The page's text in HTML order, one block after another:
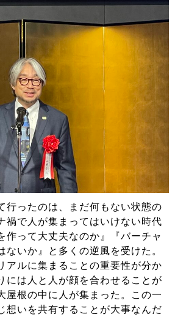
行ったのは、まだ何もない状態の
禍で人が集まってはいけない時代
作って大丈夫なのか』『バーチャ
ないか』と多くの逆風を受けた。
アルに集まることの重要性が分か
には人と人が顔を合わせることが
屋根の中に人が集まった。この一
想いを共有することが大事なんだ